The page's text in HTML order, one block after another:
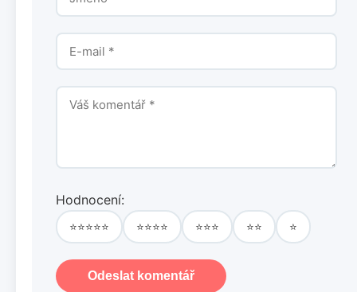
Hodnocení:
⭐⭐⭐⭐⭐ ⭐⭐⭐⭐ ⭐⭐⭐ ⭐⭐ ⭐
Odeslat komentář